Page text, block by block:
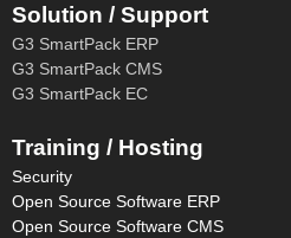
Solution / Support
G3 SmartPack ERP
G3 SmartPack CMS
G3 SmartPack EC
Training / Hosting
Security
Open Source Software ERP
Open Source Software CMS